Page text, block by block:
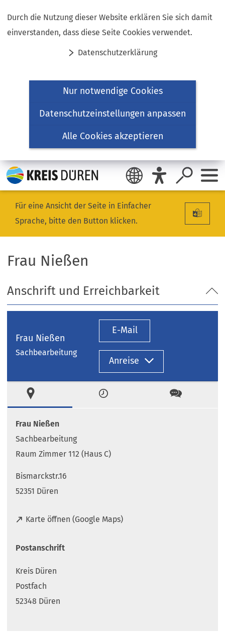
Durch die Nutzung dieser Website erklären Sie sich damit
einverstanden, dass diese Seite Cookies verwendet.
Datenschutzerklärung
Nur notwendige Cookies
Datenschutzeinstellungen anpassen
Alle Cookies akzeptieren
Inhalt anspringen
Für eine Ansicht der Seite in Einfacher
Sprache, bitte den Button klicken.
Frau Nießen
Anschrift und Erreichbarkeit
Frau Nießen
Sachbearbeitung
E-Mail
Anreise
Zeiten Kontakt
Frau Nießen
Sachbearbeitung
Raum Zimmer 112 (Haus C)
Bismarckstr.16
52351 Düren
Karte öffnen (Google Maps)
(
f
e
t
i
Postanschrift
Kreis Düren
Postfach
52348 Düren